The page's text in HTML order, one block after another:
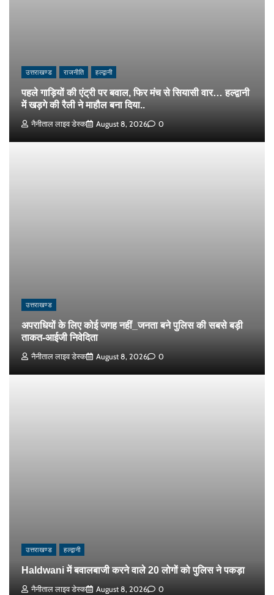
उत्तराखण्ड राजनीति हल्द्वानी
पहले गाड़ियों की एंट्री पर बवाल, फिर मंच से सियासी वार… हल्द्वानी
में खड़गे की रैली ने माहौल बना दिया..
नैनीताल लाइव डेस्क August 8, 2026 0
उत्तराखण्ड
अपराधियों के लिए कोई जगह नहीं_जनता बने पुलिस की सबसे बड़ी
ताकत-आईजी निवेदिता
नैनीताल लाइव डेस्क August 8, 2026 0
उत्तराखण्ड हल्द्वानी
Haldwani में बवालबाजी करने वाले 20 लोगों को पुलिस ने पकड़ा
नैनीताल लाइव डेस्क August 8, 2026 0